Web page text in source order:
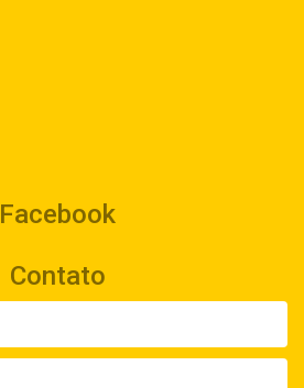
Facebook
Contato